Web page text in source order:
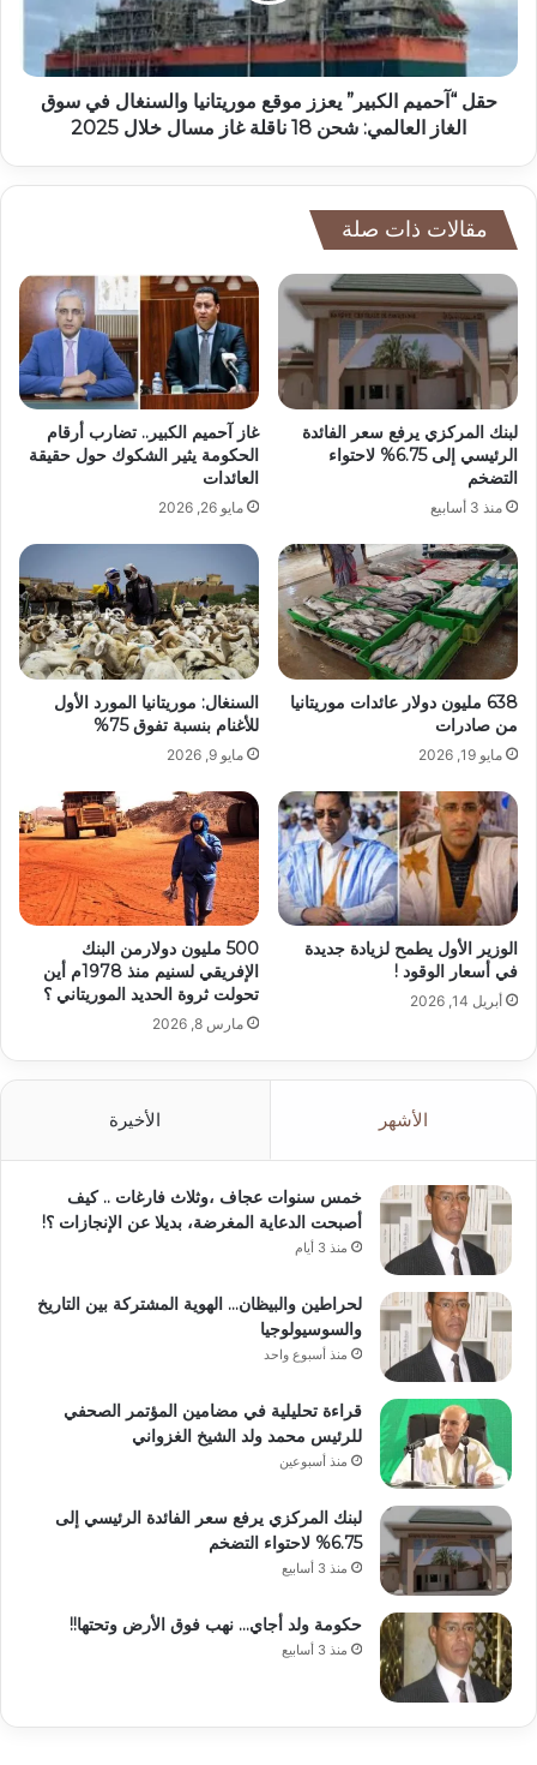
حقل “آحميم الكبير” يعزز موقع موريتانيا والسنغال في سوق
الغاز العالمي: شحن 18 ناقلة غاز مسال خلال 2025
مقالات ذات صلة
لبنك المركزي يرفع سعر الفائدة
الرئيسي إلى 6.75% لاحتواء
التضخم
منذ 3 أسابيع
غاز آحميم الكبير.. تضارب أرقام
الحكومة يثير الشكوك حول حقيقة
العائدات
مايو 26, 2026
638 مليون دولار عائدات موريتانيا
من صادرات
مايو 19, 2026
السنغال: موريتانيا المورد الأول
للأغنام بنسبة تفوق 75%
مايو 9, 2026
الوزير الأول يطمح لزيادة جديدة
في أسعار الوقود !
أبريل 14, 2026
500 مليون دولارمن البنك
الإفريقي لسنيم منذ 1978م أين
تحولت ثروة الحديد الموريتاني ؟
مارس 8, 2026
الأشهر الأخيرة
خمس سنوات عجاف ،وثلاث فارغات .. كيف
أصبحت الدعاية المغرضة، بديلا عن الإنجازات ؟!
منذ 3 أيام
لحراطين والبيظان… الهوية المشتركة بين التاريخ
والسوسيولوجيا
منذ أسبوع واحد
قراءة تحليلية في مضامين المؤتمر الصحفي
للرئيس محمد ولد الشيخ الغزواني
منذ أسبوعين
لبنك المركزي يرفع سعر الفائدة الرئيسي إلى
6.75% لاحتواء التضخم
منذ 3 أسابيع
حكومة ولد أجاي… نهب فوق الأرض وتحتها!!
منذ 3 أسابيع